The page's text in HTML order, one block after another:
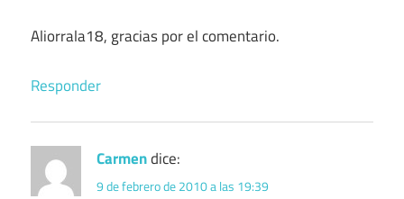
Aliorrala18, gracias por el comentario.
Responder
Carmendice:
9 de febrero de 2010 a las 19:39